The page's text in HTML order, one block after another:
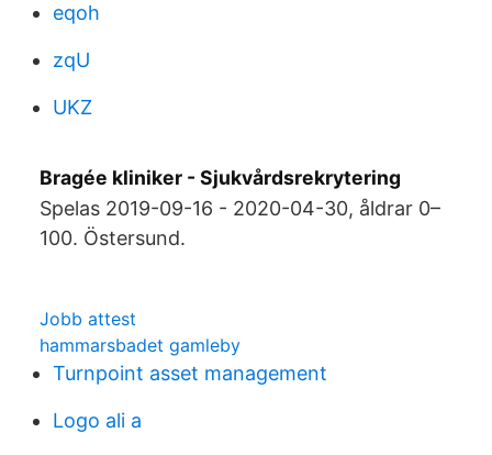
eqoh
zqU
UKZ
Bragée kliniker - Sjukvårdsrekrytering
Spelas 2019-09-16 - 2020-04-30, åldrar 0–
100. Östersund.
Jobb attest
hammarsbadet gamleby
Turnpoint asset management
Logo ali a